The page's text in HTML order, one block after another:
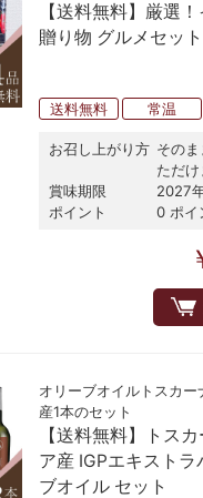
【送料無料】厳選
贈り物 グルメセット
送料無料 常温
お召し上がり方 その
ただけ
賞味期限
2027
ポイント
0 ポイ
オリーブオイルトスカ
産1本のセット
【送料無料】トス
ア産 IGPエキスト
ブオイル セット